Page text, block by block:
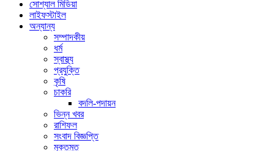
সোশ্যাল মিডিয়া
লাইফস্টাইল
অন্যান্য
সম্পাদকীয়
ধর্ম
স্বাস্থ্য
প্রযুক্তি
কৃষি
চাকরি
বদলি-পদায়ন
ভিন্ন খবর
রাশিফল
সংবাদ বিজ্ঞপ্তি
মুক্তমত